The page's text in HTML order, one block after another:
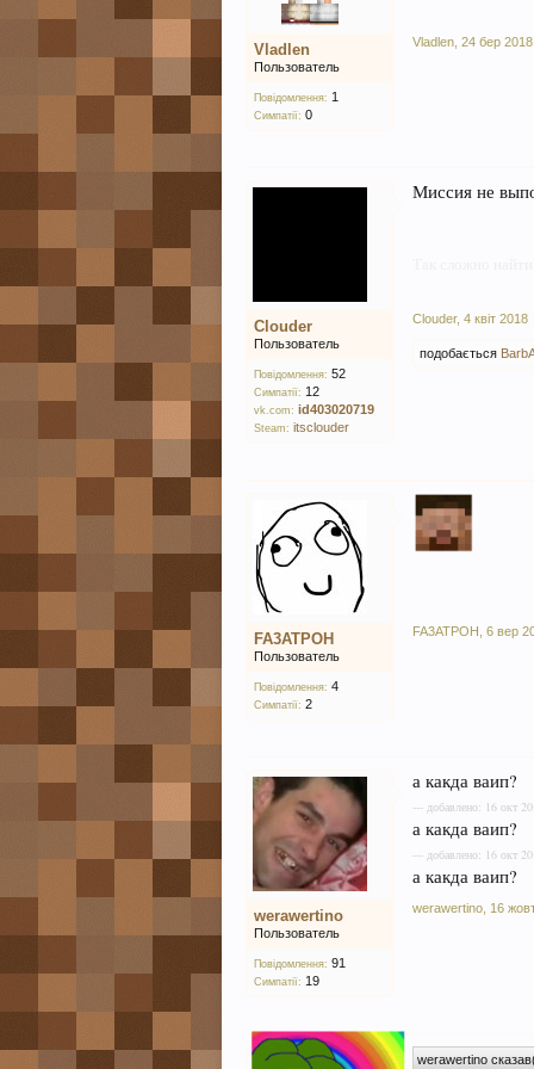
Vladlen
Пользователь
Повідомлення: 1
Симпатії: 0
Vladlen, 24 бер 2018
Clouder
Пользователь
Повідомлення: 52
Симпатії: 12
vk.com: id403020719
Steam: itsclouder
Миссия не
Clouder, 4 квіт 2018
подобається
FA3ATPOH
Пользователь
Повідомлення: 4
Симпатії: 2
FA3ATPOH 6 вер
werawertino
Пользователь
Повідомлення: 91
Симпатії: 19
а какда ваип?
--- добавлено: 16 окт
а какда ваип?
--- добавлено: 16 окт
а какда ваип?
werawertino, 16
werawertino